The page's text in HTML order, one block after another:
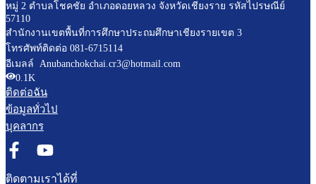
หมู่ 2 ตำบลโชคชัย อำเภอดอยหลวง จังหวัดเชียงราย รหัสไปรษณีย์
57110
สำนักงานเขตพื้นที่การศึกษาประถมศึกษาเชียงรายเขต 3
โทรศัพท์ติดต่อ 081-6715114
อีเมลล์ Anubanchokchai.cr3@hotmail.com
0.1K
ติดต่อฉัน
ข้อมูลทั่วไป
บุคลากร
ติดตามเราได้ที่